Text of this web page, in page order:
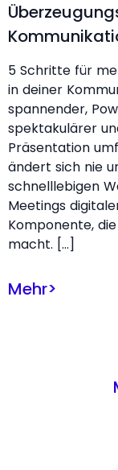
5 Schritte für
in deiner
spannender,
spektakulärer
Präsentation
ändert sich nie
schnelllebigen
Meetings
Komponente,
macht. […]
Mehr>